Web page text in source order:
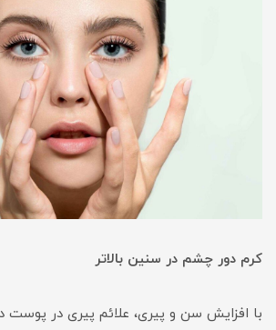
کرم دور چشم در سنین بالاتر
با افزایش سن و پیری، علائم پیری در